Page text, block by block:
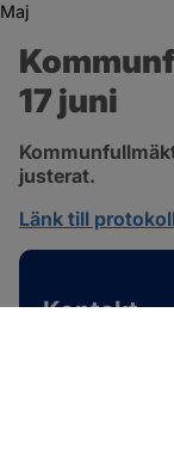
Maj
17 juni
justerat.
Länk till
Kontakt